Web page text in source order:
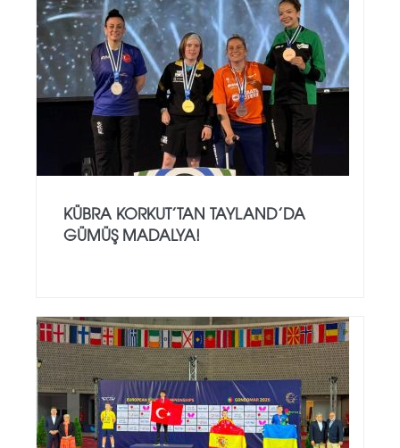
KÜBRA KORKUT’TAN TAYLAND’DA
GÜMÜŞ MADALYA!